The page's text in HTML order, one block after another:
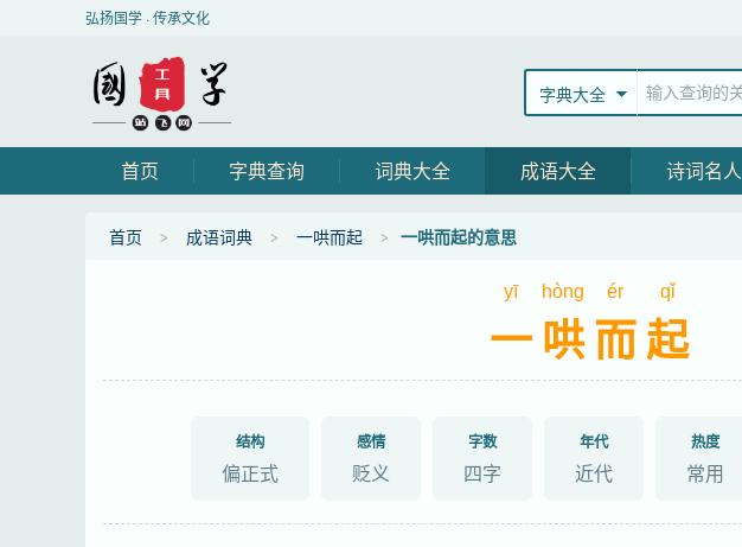
弘扬国学 · 传承文化
字典大全
首页 字典查询 词典大全 成语大全 诗词名人
首页 成语词典 一哄而起 一哄而起的意思
yī hòng ér qǐ
一哄而起
结构
偏正式
感情
贬义
字数
四字
年代
近代
热度
常用